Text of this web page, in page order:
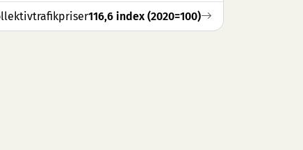
116,6 index (2020=100)